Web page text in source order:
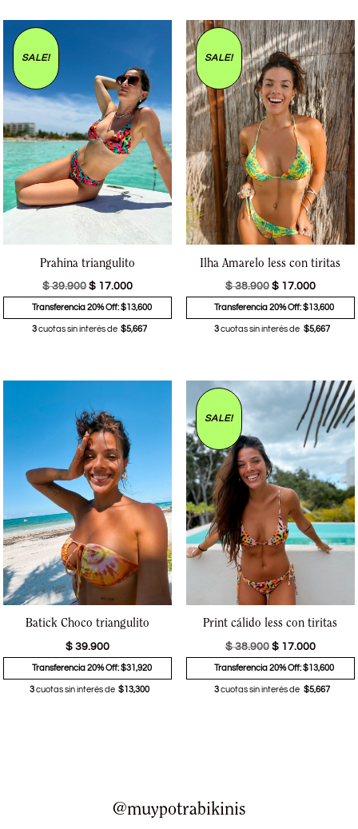
SALE!
Prahina triangulito
$39.900 $ 17.000
Transferencia 20% Off: $13,600
3cuotas sin interés de $5,667
SALE!
Ilha Amarelo less con tiritas
$38.900 $17.000
Transferencia 20% Off: $13,600
3cuotas sin interés de $5,667
Batick Choco triangulito
$ 39.900
Transferencia 20% Off: $31,920
3cuotas sin interés de $13,300
SALE!
Print cálido less con tiritas
$38.900 $17.000
Transferencia 20% Off: $13,600
3cuotas sin interés de $5,667
@muypotrabikinis